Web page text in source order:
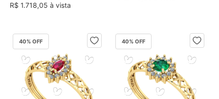
R$ 1.718,05 à vista
40% OFF 40% OFF